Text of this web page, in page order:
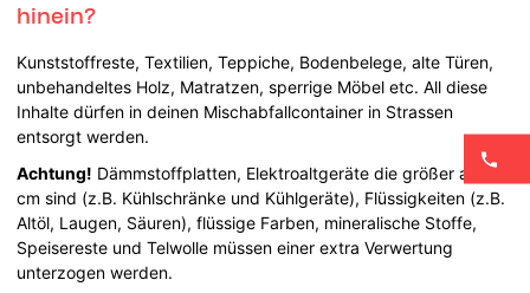
hinein?
Kunststoffreste, Textilien, Teppiche, Bodenbelege, alte Türen,
unbehandeltes Holz, Matratzen, sperrige Möbel etc. All diese
Inhalte dürfen in deinen Mischabfallcontainer in Strassen
entsorgt werden.
Achtung! Dämmstoffplatten, Elektroaltgeräte die größer als 50
cm sind (z.B. Kühlschränke und Kühlgeräte), Flüssigkeiten (z.B.
Altöl, Laugen, Säuren), flüssige Farben, mineralische Stoffe,
Speisereste und Telwolle müssen einer extra Verwertung
unterzogen werden.